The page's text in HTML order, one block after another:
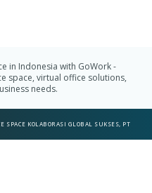
in Indonesia with GoWork -
space, virtual office solutions,
needs.
SPACE KOLABORASI GLOBAL SUKSES, PT